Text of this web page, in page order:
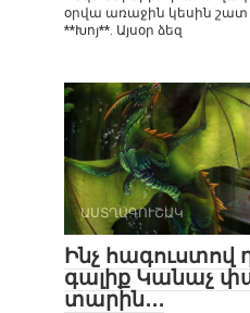
օրվա առաջին կեսին շատ
**Խոյ**. Այսօր ձեզ
ԱՍՏՂԱԳՈՒՇԱԿ
Ինչ հագուստով
գալիք Կանաչ
տարին․․․